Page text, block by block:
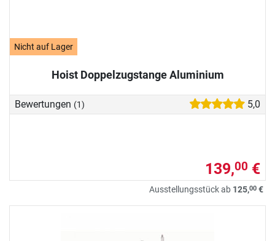
Nicht auf Lager
Hoist Doppelzugstange Aluminium
Bewertungen (1) 5,0
139,00 €
Ausstellungsstück ab 125,00 €